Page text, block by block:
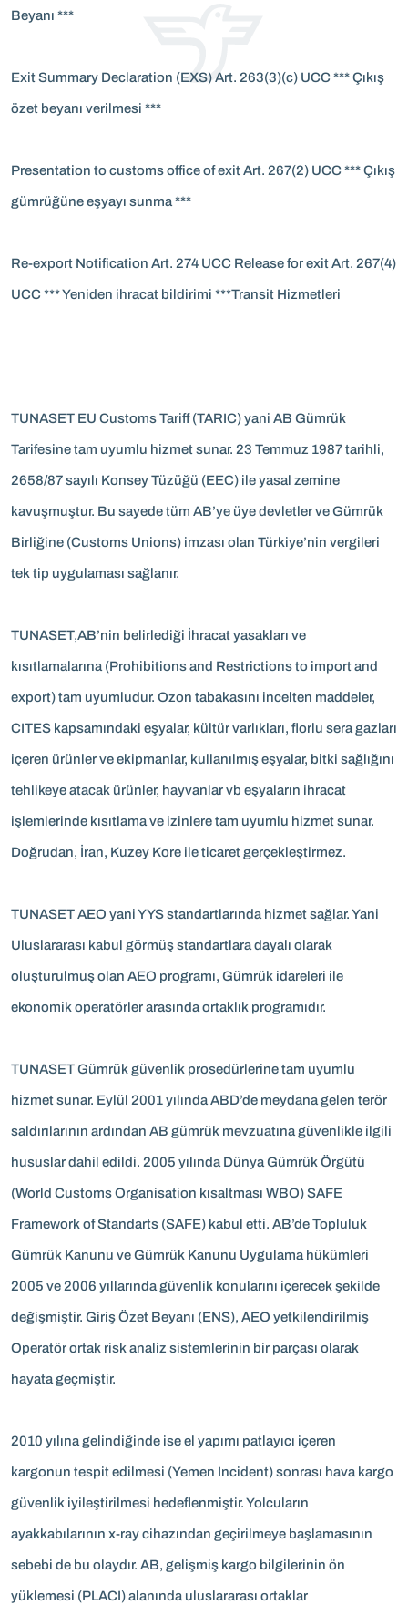
Beyanı ***
Exit Summary Declaration (EXS) Art. 263(3)(c) UCC *** Çıkış
özet beyanı verilmesi ***
Presentation to customs office of exit Art. 267(2) UCC *** Çıkış
gümrüğüne eşyayı sunma ***
Re-export Notification Art. 274 UCC Release for exit Art. 267(4)
UCC *** Yeniden ihracat bildirimi ***Transit Hizmetleri
TUNASET EU Customs Tariff (TARIC) yani AB Gümrük
Tarifesine tam uyumlu hizmet sunar. 23 Temmuz 1987 tarihli,
2658/87 sayılı Konsey Tüzüğü (EEC) ile yasal zemine
kavuşmuştur. Bu sayede tüm AB’ye üye devletler ve Gümrük
Birliğine (Customs Unions) imzası olan Türkiye’nin vergileri
tek tip uygulaması sağlanır.
TUNASET,AB’nin belirlediği İhracat yasakları ve
kısıtlamalarına (Prohibitions and Restrictions to import and
export) tam uyumludur. Ozon tabakasını incelten maddeler,
CITES kapsamındaki eşyalar, kültür varlıkları, florlu sera gazları
içeren ürünler ve ekipmanlar, kullanılmış eşyalar, bitki sağlığını
tehlikeye atacak ürünler, hayvanlar vb eşyaların ihracat
işlemlerinde kısıtlama ve izinlere tam uyumlu hizmet sunar.
Doğrudan, İran, Kuzey Kore ile ticaret gerçekleştirmez.
TUNASET AEO yani YYS standartlarında hizmet sağlar. Yani
Uluslararası kabul görmüş standartlara dayalı olarak
oluşturulmuş olan AEO programı, Gümrük idareleri ile
ekonomik operatörler arasında ortaklık programıdır.
TUNASET Gümrük güvenlik prosedürlerine tam uyumlu
hizmet sunar. Eylül 2001 yılında ABD’de meydana gelen terör
saldırılarının ardından AB gümrük mevzuatına güvenlikle ilgili
hususlar dahil edildi. 2005 yılında Dünya Gümrük Örgütü
(World Customs Organisation kısaltması WBO) SAFE
Framework of Standarts (SAFE) kabul etti. AB’de Topluluk
Gümrük Kanunu ve Gümrük Kanunu Uygulama hükümleri
2005 ve 2006 yıllarında güvenlik konularını içerecek şekilde
değişmiştir. Giriş Özet Beyanı (ENS), AEO yetkilendirilmiş
Operatör ortak risk analiz sistemlerinin bir parçası olarak
hayata geçmiştir.
2010 yılına gelindiğinde ise el yapımı patlayıcı içeren
kargonun tespit edilmesi (Yemen Incident) sonrası hava kargo
güvenlik iyileştirilmesi hedeflenmiştir. Yolcuların
ayakkabılarının x-ray cihazından geçirilmeye başlamasının
sebebi de bu olaydır. AB, gelişmiş kargo bilgilerinin ön
yüklemesi (PLACI) alanında uluslararası ortaklar